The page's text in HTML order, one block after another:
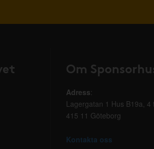
Om
Adress:
Lagergatan 1 Hus B19a, 4
415 11 Göteborg
Kontakta oss